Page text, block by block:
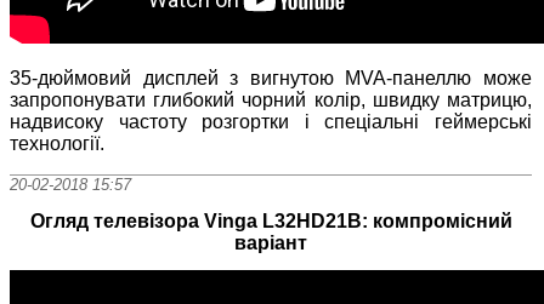
35-дюймовий дисплей з вигнутою MVA-панеллю може
запропонувати глибокий чорний колір, швидку матрицю,
надвисоку частоту розгортки і спеціальні геймерські
технології.
20-02-2018 15:57
Огляд телевізора Vinga L32HD21B: компромісний
варіант